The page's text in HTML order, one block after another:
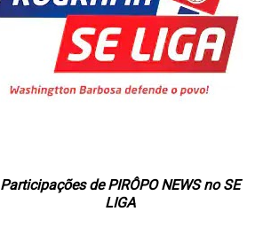
Participações de PIRÔPO NEWS no SE
LIGA